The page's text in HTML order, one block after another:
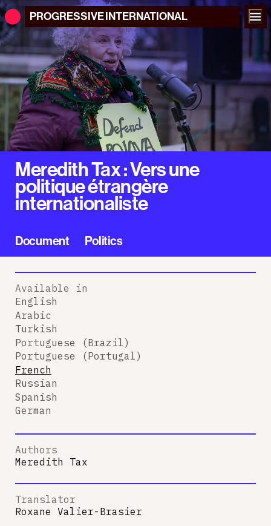
PROGRESSIVEINTERNATIONAL
Meredith Tax : Vers une
politique étrangère
internationaliste
Document Politics
Available in
English
Arabic
Turkish
Portuguese (Brazil)
Portuguese (Portugal)
French
Russian
Spanish
German
Authors
Meredith Tax
Translator
Roxane Valier-Brasier